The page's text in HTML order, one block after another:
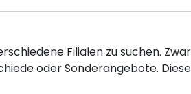
Filialen zu suchen.
oder Sonderangebote.